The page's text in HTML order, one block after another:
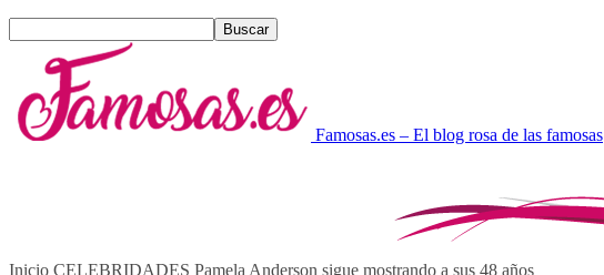
Famosas.es – El blog rosa de las famosas
Inicio CELEBRIDADES Pamela Anderson sigue mostrando a sus 48 años